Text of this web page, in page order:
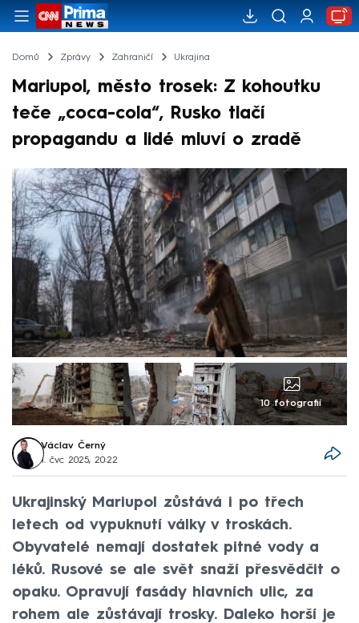
Domů Zprávy Zahraničí Ukrajina
Mariupol, město trosek: Z kohoutku
teče „coca-cola“, Rusko tlačí
propagandu a lidé mluví o zradě
10 fotografií
Václav Černý
1. čvc 2025, 20:22
Ukrajinský Mariupol zůstává i po třech
letech od vypuknutí války v troskách.
Obyvatelé nemají dostatek pitné vody a
léků. Rusové se ale svět snaží přesvědčit o
opaku. Opravují fasády hlavních ulic, za
rohem ale zůstávají trosky. Daleko horší je